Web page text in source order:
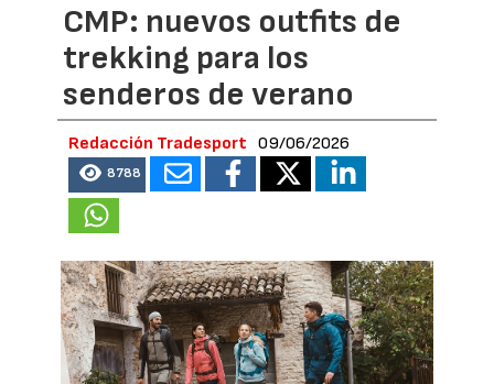
CMP: nuevos outfits de
trekking para los
senderos de verano
Redacción Tradesport 09/06/2026
8788